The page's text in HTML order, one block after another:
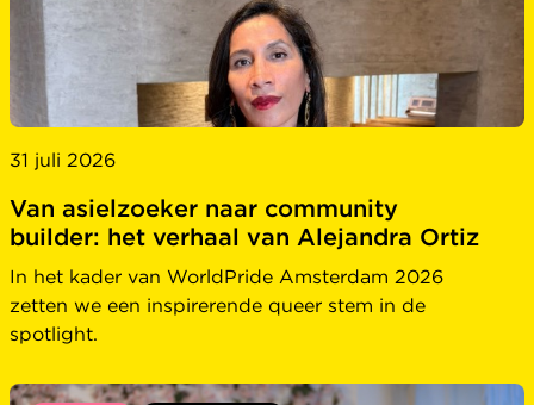
31 juli 2026
Van asielzoeker naar community
builder: het verhaal van Alejandra Ortiz
In het kader van WorldPride Amsterdam 2026
zetten we een inspirerende queer stem in de
spotlight.